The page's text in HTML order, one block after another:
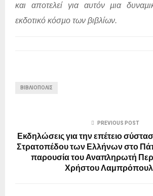
και αποτελεί για αυτόν µια
εκδοτικό κόσµο των βιβλίων.
ΒΙΒΛΙΟΠΟΛΙΣ
PREVIOUS POST
Εκδηλώσεις για την επέτειο
Στρατοπέδου των Ελλήνων στο
παρουσία του Αναπληρωτή
Χρήστου